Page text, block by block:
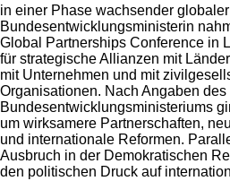
in einer Phase wachsender
Bundesentwicklungsministerin
Global Partnerships Conference in
für strategische Allianzen mit
mit Unternehmen und mit
Organisationen. Nach Angaben des
Bundesentwicklungsministeriums
um wirksamere Partnerschaften,
und internationale Reformen.
Ausbruch in der Demokratischen
den politischen Druck auf